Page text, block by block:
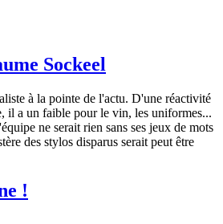
Sockeel
à la pointe de l'actu. D'une réactivité
il a un faible pour le vin, les uniformes...
ne serait rien sans ses jeux de mots
des stylos disparus serait peut être
!